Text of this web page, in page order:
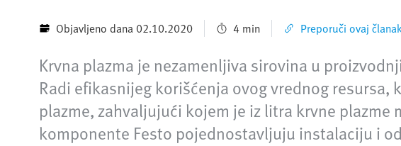
Objavljeno dana 02.10.2020 4 min Preporuči ovaj
Krvna plazma je nezamenljiva sirovina u
Radi efikasnijeg korišćenja ovog vrednog
plazme, zahvaljujući kojem je iz litra krvne
komponente Festo pojednostavljuju instalaciju i